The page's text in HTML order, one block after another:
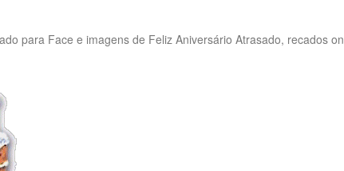
para Face e imagens de Feliz Aniversário Atrasado, recados